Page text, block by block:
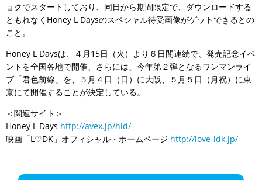
ョクでスタートしており、同日から期間限定で、ダウンロードする
ともれなくHoney L Daysのスペシャル待受画像がゲットできるとの
こと。
Honey L Daysは、４月15日（火）より６日間連続で、発売記念イベ
ントを全国各地で開催、さらには、今年第２弾となるワンマンライ
ブ「君色前線」を、５月４日（日）に大阪、５月５日（月祝）に東
京にて開催することが決定している。
＜関連サイト＞
Honey L Days http://avex.jp/hld/
映画「L♡DK」オフィシャル・ホームページ http://love-ldk.jp/